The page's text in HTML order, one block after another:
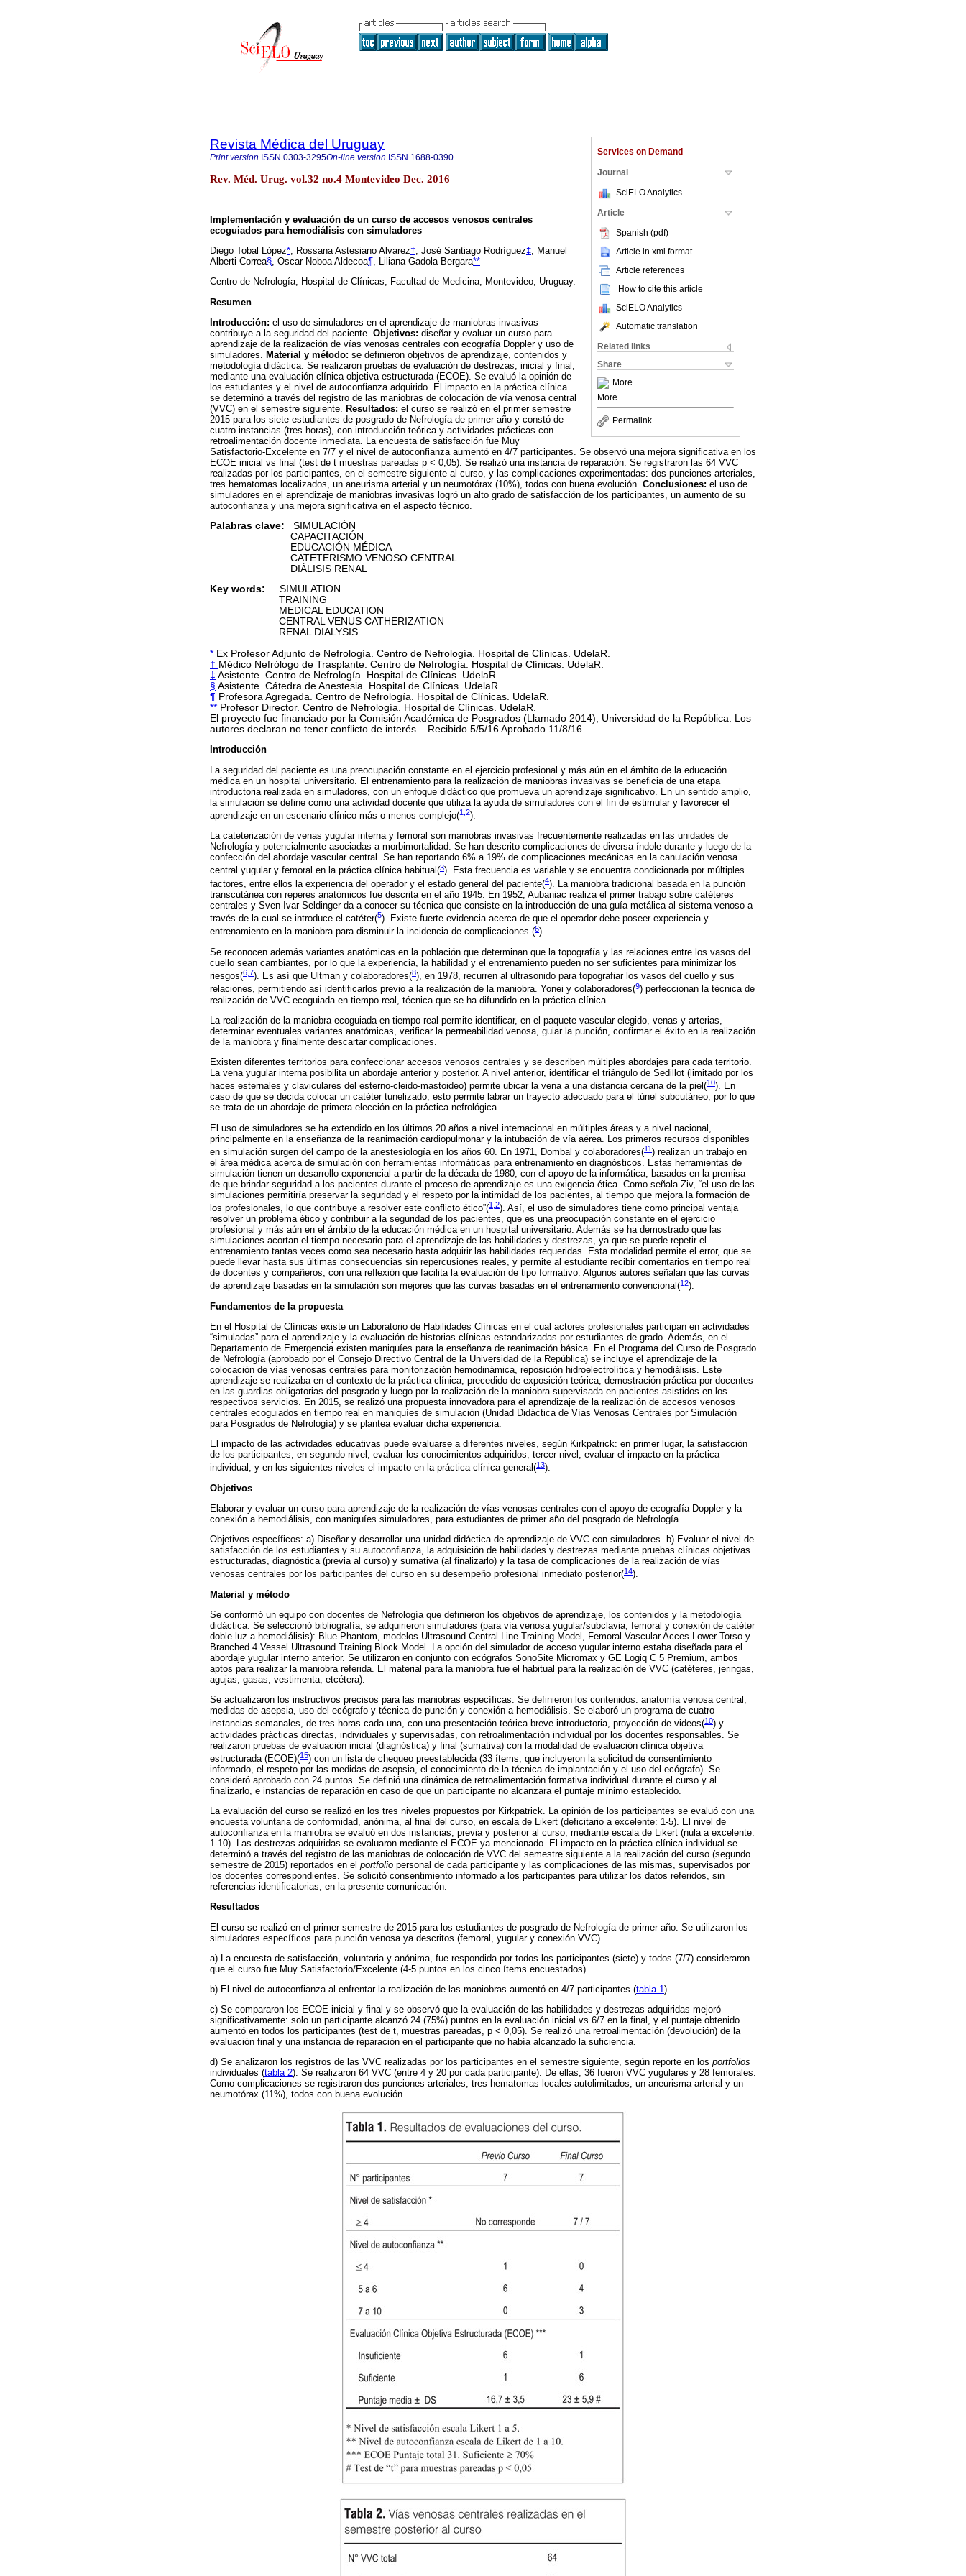
Services on Demand
Journal
SciELO Analytics
Article
Spanish (pdf)
Article in xml format
Article references
How to cite this article
SciELO Analytics
Automatic translation
Related links
Share
More
More
Permalink
Revista Médica del Uruguay
Print version ISSN 0303-3295On-line version ISSN 1688-0390
Rev. Méd. Urug. vol.32 no.4 Montevideo Dec. 2016
Implementación y evaluación de un curso de accesos venosos centrales
ecoguiados para hemodiálisis con simuladores
Diego Tobal López*, Rossana Astesiano Alvarez†, José Santiago Rodríguez‡, Manuel
Alberti Correa§, Oscar Noboa Aldecoa¶, Liliana Gadola Bergara**
Centro de Nefrología, Hospital de Clínicas, Facultad de Medicina, Montevideo, Uruguay.
Resumen
Introducción: el uso de simuladores en el aprendizaje de maniobras invasivas
contribuye a la seguridad del paciente. Objetivos: diseñar y evaluar un curso para
aprendizaje de la realización de vías venosas centrales con ecografía Doppler y uso de
simuladores.
Material y método: se definieron objetivos de aprendizaje, contenidos y
metodología didáctica. Se realizaron pruebas de evaluación de destrezas, inicial y final,
mediante una evaluación clínica objetiva estructurada (ECOE). Se evaluó la opinión de
los estudiantes y el nivel de autoconfianza adquirido. El impacto en la práctica clínica
se determinó a través del registro de las maniobras de colocación de vía venosa central
(VVC) en el semestre siguiente.
Resultados: el curso se realizó en el primer semestre
2015 para los siete estudiantes de posgrado de Nefrología de primer año y constó de
cuatro instancias (tres horas), con introducción teórica y actividades prácticas con
retroalimentación docente inmediata. La encuesta de satisfacción fue Muy
Satisfactorio-Excelente en 7/7 y el nivel de autoconfianza aumentó en 4/7 participantes. Se observó una mejora significativa en los
ECOE inicial vs final (test de t muestras pareadas p < 0,05). Se realizó una instancia de reparación. Se registraron las 64 VVC
realizadas por los participantes, en el semestre siguiente al curso, y las complicaciones experimentadas: dos punciones arteriales,
tres hematomas localizados, un aneurisma arterial y un neumotórax (10%), todos con buena evolución. Conclusiones: el uso de
simuladores en el aprendizaje de maniobras invasivas logró un alto grado de satisfacción de los participantes, un aumento de su
autoconfianza y una mejora significativa en el aspecto técnico.
Palabras clave: SIMULACIÓN
CAPACITACIÓN
EDUCACIÓN MÉDICA
CATETERISMO VENOSO CENTRAL
DIÁLISIS RENAL
Key words: SIMULATION
TRAINING
MEDICAL EDUCATION
CENTRAL VENUS CATHERIZATION
RENAL DIALYSIS
* Ex Profesor Adjunto de Nefrología. Centro de Nefrología. Hospital de Clínicas. UdelaR.
† Médico Nefrólogo de Trasplante. Centro de Nefrología. Hospital de Clínicas. UdelaR.
‡ Asistente. Centro de Nefrología. Hospital de Clínicas. UdelaR.
§ Asistente. Cátedra de Anestesia. Hospital de Clínicas. UdelaR.
¶ Profesora Agregada. Centro de Nefrología. Hospital de Clínicas. UdelaR.
** Profesor Director. Centro de Nefrología. Hospital de Clínicas. UdelaR.
El proyecto fue financiado por la Comisión Académica de Posgrados (Llamado 2014), Universidad de la República. Los
autores declaran no tener conflicto de interés. Recibido 5/5/16 Aprobado 11/8/16
Introducción
La seguridad del paciente es una preocupación constante en el ejercicio profesional y más aún en el ámbito de la educación
médica en un hospital universitario. El entrenamiento para la realización de maniobras invasivas se beneficia de una etapa
introductoria realizada en simuladores, con un enfoque didáctico que promueva un aprendizaje significativo. En un sentido amplio,
la simulación se define como una actividad docente que utiliza la ayuda de simuladores con el fin de estimular y favorecer el
aprendizaje en un escenario clínico más o menos complejo(1,2).
La cateterización de venas yugular interna y femoral son maniobras invasivas frecuentemente realizadas en las unidades de
Nefrología y potencialmente asociadas a morbimortalidad. Se han descrito complicaciones de diversa índole durante y luego de la
confección del abordaje vascular central. Se han reportando 6% a 19% de complicaciones mecánicas en la canulación venosa
central yugular y femoral en la práctica clínica habitual(3). Esta frecuencia es variable y se encuentra condicionada por múltiples
factores, entre ellos la experiencia del operador y el estado general del paciente(4) . La maniobra tradicional basada en la punción
transcutánea con reperes anatómicos fue descrita en el año 1945. En 1952, Aubaniac realiza el primer trabajo sobre catéteres
centrales y Sven-Ivar Seldinger da a conocer su técnica que consiste en la introducción de una guía metálica al sistema venoso a
través de la cual se introduce el catéter(5). Existe fuerte evidencia acerca de que el operador debe poseer experiencia y
entrenamiento en la maniobra para disminuir la incidencia de complicaciones (6).
Se reconocen además variantes anatómicas en la población que determinan que la topografía y las relaciones entre los vasos del
cuello sean cambiantes, por lo que la experiencia, la habilidad y el entrenamiento pueden no ser suficientes para minimizar los
riesgos(6,7). Es así que Ultman y colaboradores(8), en 1978, recurren al ultrasonido para topografiar los vasos del cuello y sus
relaciones, permitiendo así identificarlos previo a la realización de la maniobra. Yonei y colaboradores(9) perfeccionan la técnica de
realización de VVC ecoguiada en tiempo real, técnica que se ha difundido en la práctica clínica.
La realización de la maniobra ecoguiada en tiempo real permite identificar, en el paquete vascular elegido, venas y arterias,
determinar eventuales variantes anatómicas, verificar la permeabilidad venosa, guiar la punción, confirmar el éxito en la realización
de la maniobra y finalmente descartar complicaciones.
Existen diferentes territorios para confeccionar accesos venosos centrales y se describen múltiples abordajes para cada territorio.
La vena yugular interna posibilita un abordaje anterior y posterior. A nivel anterior, identificar el triángulo de Sedillot (limitado por los
haces esternales y claviculares del esterno-cleido-mastoideo) permite ubicar la vena a una distancia cercana de la piel(10). En
caso de que se decida colocar un catéter tunelizado, esto permite labrar un trayecto adecuado para el túnel subcutáneo, por lo que
se trata de un abordaje de primera elección en la práctica nefrológica.
El uso de simuladores se ha extendido en los últimos 20 años a nivel internacional en múltiples áreas y a nivel nacional,
principalmente en la enseñanza de la reanimación cardiopulmonar y la intubación de vía aérea. Los primeros recursos disponibles
en simulación surgen del campo de la anestesiología en los años 60. En 1971, Dombal y colaboradores(11) realizan un trabajo en
el área médica acerca de simulación con herramientas informáticas para entrenamiento en diagnósticos. Estas herramientas de
simulación tienen un desarrollo exponencial a partir de la década de 1980, con el apoyo de la informática, basados en la premisa
de que brindar seguridad a los pacientes durante el proceso de aprendizaje es una exigencia ética. Como señala Ziv, “el uso de las
simulaciones permitiría preservar la seguridad y el respeto por la intimidad de los pacientes, al tiempo que mejora la formación de
los profesionales, lo que contribuye a resolver este conflicto ético”(1,2). Así, el uso de simuladores tiene como principal ventaja
resolver un problema ético y contribuir a la seguridad de los pacientes, que es una preocupación constante en el ejercicio
profesional y más aún en el ámbito de la educación médica en un hospital universitario. Además se ha demostrado que las
simulaciones acortan el tiempo necesario para el aprendizaje de las habilidades y destrezas, ya que se puede repetir el
entrenamiento tantas veces como sea necesario hasta adquirir las habilidades requeridas. Esta modalidad permite el error, que se
puede llevar hasta sus últimas consecuencias sin repercusiones reales, y permite al estudiante recibir comentarios en tiempo real
de docentes y compañeros, con una reflexión que facilita la evaluación de tipo formativo. Algunos autores señalan que las curvas
de aprendizaje basadas en la simulación son mejores que las curvas basadas en el entrenamiento convencional(12).
Fundamentos de la propuesta
En el Hospital de Clínicas existe un Laboratorio de Habilidades Clínicas en el cual actores profesionales participan en actividades
“simuladas” para el aprendizaje y la evaluación de historias clínicas estandarizadas por estudiantes de grado. Además, en el
Departamento de Emergencia existen maniquíes para la enseñanza de reanimación básica. En el Programa del Curso de Posgrado
de Nefrología (aprobado por el Consejo Directivo Central de la Universidad de la República) se incluye el aprendizaje de la
colocación de vías venosas centrales para monitorización hemodinámica, reposición hidroelectrolítica y hemodiálisis. Este
aprendizaje se realizaba en el contexto de la práctica clínica, precedido de exposición teórica, demostración práctica por docentes
en las guardias obligatorias del posgrado y luego por la realización de la maniobra supervisada en pacientes asistidos en los
respectivos servicios. En 2015, se realizó una propuesta innovadora para el aprendizaje de la realización de accesos venosos
centrales ecoguiados en tiempo real en maniquíes de simulación (Unidad Didáctica de Vías Venosas Centrales por Simulación
para Posgrados de Nefrología) y se plantea evaluar dicha experiencia.
El impacto de las actividades educativas puede evaluarse a diferentes niveles, según Kirkpatrick: en primer lugar, la satisfacción
de los participantes; en segundo nivel, evaluar los conocimientos adquiridos; tercer nivel, evaluar el impacto en la práctica
individual, y en los siguientes niveles el impacto en la práctica clínica general(13).
Objetivos
Elaborar y evaluar un curso para aprendizaje de la realización de vías venosas centrales con el apoyo de ecografía Doppler y la
conexión a hemodiálisis, con maniquíes simuladores, para estudiantes de primer año del posgrado de Nefrología.
Objetivos específicos: a) Diseñar y desarrollar una unidad didáctica de aprendizaje de VVC con simuladores. b) Evaluar el nivel de
satisfacción de los estudiantes y su autoconfianza, la adquisición de habilidades y destrezas mediante pruebas clínicas objetivas
estructuradas, diagnóstica (previa al curso) y sumativa (al finalizarlo) y la tasa de complicaciones de la realización de vías
venosas centrales por los participantes del curso en su desempeño profesional inmediato posterior(14).
Material y método
Se conformó un equipo con docentes de Nefrología que definieron los objetivos de aprendizaje, los contenidos y la metodología
didáctica. Se seleccionó bibliografía, se adquirieron simuladores (para vía venosa yugular/subclavia, femoral y conexión de catéter
doble luz a hemodiálisis): Blue Phantom, modelos Ultrasound Central Line Training Model, Femoral Vascular Acces Lower Torso y
Branched 4 Vessel Ultrasound Training Block Model. La opción del simulador de acceso yugular interno estaba diseñada para el
abordaje yugular interno anterior. Se utilizaron en conjunto con ecógrafos SonoSite Micromax y GE Logiq C 5 Premium, ambos
aptos para realizar la maniobra referida. El material para la maniobra fue el habitual para la realización de VVC (catéteres, jeringas,
agujas, gasas, vestimenta, etcétera).
Se actualizaron los instructivos precisos para las maniobras específicas. Se definieron los contenidos: anatomía venosa central,
medidas de asepsia, uso del ecógrafo y técnica de punción y conexión a hemodiálisis. Se elaboró un programa de cuatro
instancias semanales, de tres horas cada una, con una presentación teórica breve introductoria, proyección de videos(10) y
actividades prácticas directas, individuales y supervisadas, con retroalimentación individual por los docentes responsables. Se
realizaron pruebas de evaluación inicial (diagnóstica) y final (sumativa) con la modalidad de evaluación clínica objetiva
estructurada (ECOE)(15) con un lista de chequeo preestablecida (33 ítems, que incluyeron la solicitud de consentimiento
informado, el respeto por las medidas de asepsia, el conocimiento de la técnica de implantación y el uso del ecógrafo). Se
consideró aprobado con 24 puntos. Se definió una dinámica de retroalimentación formativa individual durante el curso y al
finalizarlo, e instancias de reparación en caso de que un participante no alcanzara el puntaje mínimo establecido.
La evaluación del curso se realizó en los tres niveles propuestos por Kirkpatrick. La opinión de los participantes se evaluó con una
encuesta voluntaria de conformidad, anónima, al final del curso, en escala de Likert (deficitario a excelente: 1-5). El nivel de
autoconfianza en la maniobra se evaluó en dos instancias, previa y posterior al curso, mediante escala de Likert (nula a excelente:
1-10). Las destrezas adquiridas se evaluaron mediante el ECOE ya mencionado. El impacto en la práctica clínica individual se
determinó a través del registro de las maniobras de colocación de VVC del semestre siguiente a la realización del curso (segundo
semestre de 2015) reportados en el portfolio personal de cada participante y las complicaciones de las mismas, supervisados por
los docentes correspondientes. Se solicitó consentimiento informado a los participantes para utilizar los datos referidos, sin
referencias identificatorias, en la presente comunicación.
Resultados
El curso se realizó en el primer semestre de 2015 para los estudiantes de posgrado de Nefrología de primer año. Se utilizaron los
simuladores específicos para punción venosa ya descritos (femoral, yugular y conexión VVC).
a) La encuesta de satisfacción, voluntaria y anónima, fue respondida por todos los participantes (siete) y todos (7/7) consideraron
que el curso fue Muy Satisfactorio/Excelente (4-5 puntos en los cinco ítems encuestados).
b) El nivel de autoconfianza al enfrentar la realización de las maniobras aumentó en 4/7 participantes (tabla 1).
c) Se compararon los ECOE inicial y final y se observó que la evaluación de las habilidades y destrezas adquiridas mejoró
significativamente: solo un participante alcanzó 24 (75%) puntos en la evaluación inicial vs 6/7 en la final, y el puntaje obtenido
aumentó en todos los participantes (test de t, muestras pareadas, p < 0,05). Se realizó una retroalimentación (devolución) de la
evaluación final y una instancia de reparación en el participante que no había alcanzado la suficiencia.
d) Se analizaron los registros de las VVC realizadas por los participantes en el semestre siguiente, según reporte en los portfolios
individuales (tabla 2). Se realizaron 64 VVC (entre 4 y 20 por cada participante). De ellas, 36 fueron VVC yugulares y 28 femorales.
Como complicaciones se registraron dos punciones arteriales, tres hematomas locales autolimitados, un aneurisma arterial y un
neumotórax (11%), todos con buena evolución.